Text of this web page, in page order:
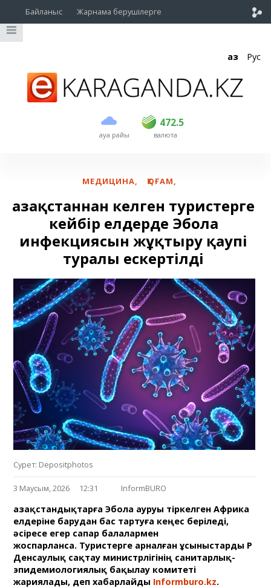
Байланыс Жарнама берушілерге
Қаз Рус
ауа райы
472.5
USD 469 472.5
EUR валюта
МЕДИЦИНА, ҚОҒАМ,
Қазақстаннан келген туристерге
кейбір елдерде Эбола
инфекциясын жұқтыру қаупі
туралы ескертілді
Сурет: Depositphotos
3 Маусым, 2026 12:31 InformBURO
Қазақстандықтарға Эбола ауруы тіркелген Африка
елдеріне барудан бас тартуға кеңес беріледі,
әсіресе егер сапар балалармен
жоспарланса. Туристерге арналған ұсыныстарды ҚР
Денсаулық сақтау министрлігінің санитарлық-
эпидемиологиялық бақылау комитеті
жариялады, деп хабарлайды Informburo.kz.